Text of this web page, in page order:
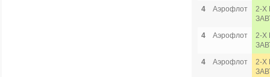
4
Аэрофлот
2-Х
4
Аэрофлот
2-Х
4
Аэрофлот
2-Х